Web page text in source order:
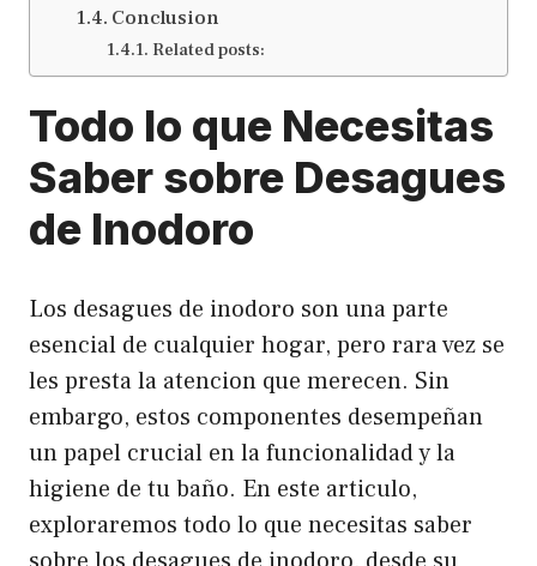
Conclusion
Related posts:
Todo lo que Necesitas
Saber sobre Desagues
de Inodoro
Los desagues de inodoro son una parte
esencial de cualquier hogar, pero rara vez se
les presta la atencion que merecen. Sin
embargo, estos componentes desempeñan
un papel crucial en la funcionalidad y la
higiene de tu baño. En este articulo,
exploraremos todo lo que necesitas saber